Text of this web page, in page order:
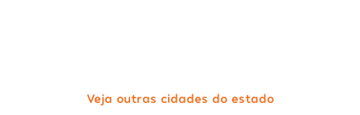
Veja outras cidades do estado